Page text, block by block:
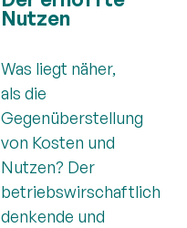
Nutzen
Was liegt näher,
als die
Gegenüberstellung
von Kosten und
Nutzen? Der
betriebswirschaftlich
denkende und